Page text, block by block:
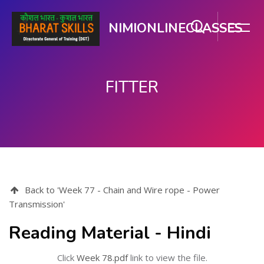
NIMIONLINECLASSES
FITTER
Back to 'Week 77 - Chain and Wire rope - Power
Transmission'
Reading Material - Hindi
Click Week 78.pdflink to view the file.